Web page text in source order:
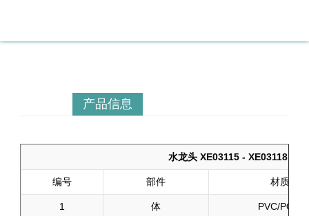
产品信息
水龙头 XE03115 - XE03118
编号 部件 材质
1 体 PVC/POM